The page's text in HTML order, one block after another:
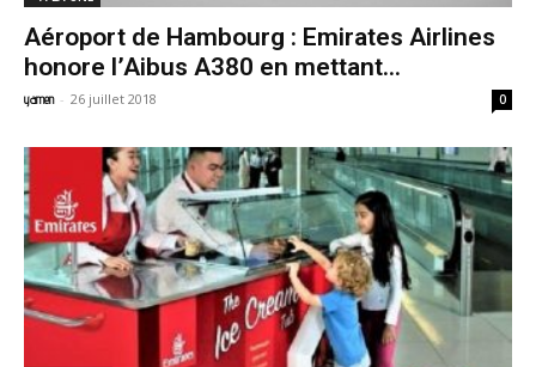
Aéroport de Hambourg : Emirates Airlines
honore l’Aibus A380 en mettant...
yamen - 26 juillet 2018 0